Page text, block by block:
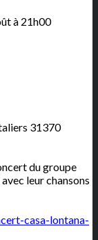
à 21h00
31370
du groupe
leur chansons
casa-lontana-